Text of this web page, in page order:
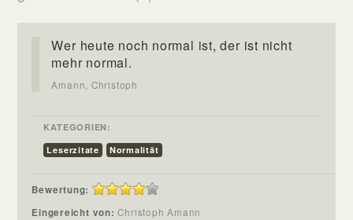
Wer heute noch normal ist, der ist nicht
mehr normal.
Amann, Christoph
KATEGORIEN:
Leserzitate
Normalität
Bewertung:
Eingereicht von:Christoph Amann